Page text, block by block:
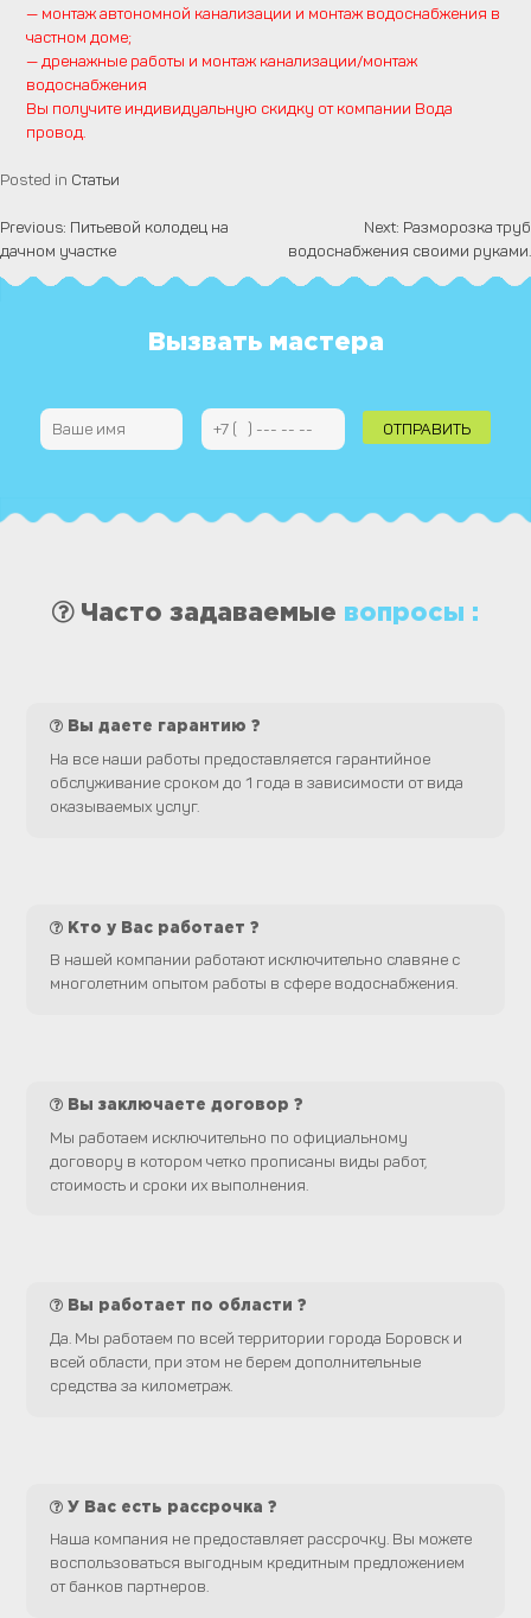
— монтаж автономной канализации и монтаж водоснабжения в
частном доме;
— дренажные работы и монтаж канализации/монтаж
водоснабжения
Вы получите индивидуальную скидку от компании Вода
провод.
Posted in Статьи
Навигация
по
Previous: Питьевой колодец на
дачном участке
Next: Разморозка труб
водоснабжения своими руками.
Вызвать мастера
Часто задаваемые вопросы :
Вы даете гарантию ?
На все наши работы предоставляется гарантийное
обслуживание сроком до 1 года в зависимости от вида
оказываемых услуг.
Кто у Вас работает ?
В нашей компании работают исключительно славяне с
многолетним опытом работы в сфере водоснабжения.
Вы заключаете договор ?
Мы работаем исключительно по официальному
договору в котором четко прописаны виды работ,
стоимость и сроки их выполнения.
Вы работает по области ?
Да. Мы работаем по всей территории города Боровск и
всей области, при этом не берем дополнительные
средства за километраж.
У Вас есть рассрочка ?
Наша компания не предоставляет рассрочку. Вы можете
воспользоваться выгодным кредитным предложением
от банков партнеров.